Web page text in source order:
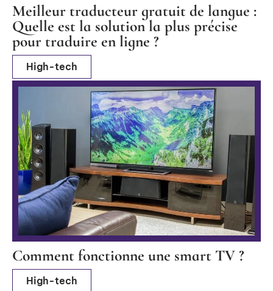
Meilleur traducteur gratuit de langue :
Quelle est la solution la plus précise
pour traduire en ligne ?
High-tech
Comment fonctionne une smart TV ?
High-tech